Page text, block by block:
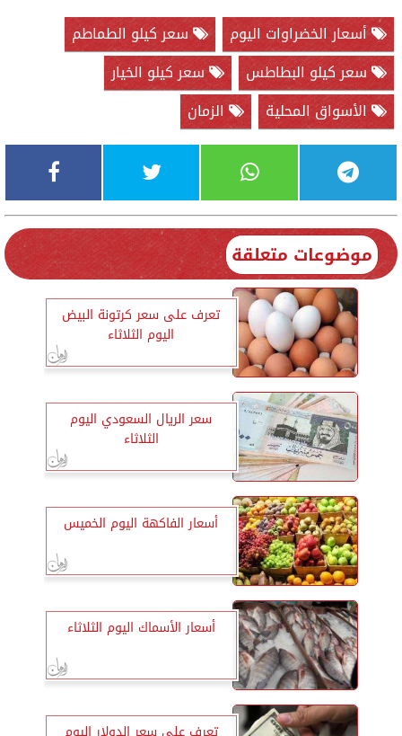
أسعار الخضراوات اليوم
سعر كيلو الطماطم
سعر كيلو البطاطس
سعر كيلو الخيار
الأسواق المحلية
الزمان
موضوعات متعلقة
تعرف على سعر كرتونة البيض
اليوم الثلاثاء
سعر الريال السعودي اليوم
الثلاثاء
أسعار الفاكهة اليوم الخميس
أسعار الأسماك اليوم الثلاثاء
تعرف على سعر الدولار اليوم